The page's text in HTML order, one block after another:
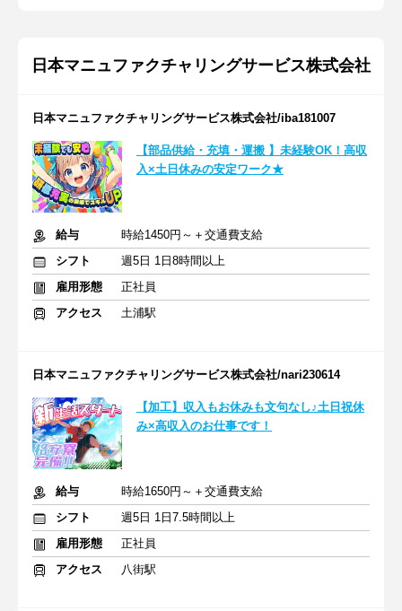
日本マニュファクチャリングサービス株式会社
日本マニュファクチャリングサービス株式会社/iba181007
【部品供給・充填・運搬 】未経験OK！高収
入×土日休みの安定ワーク★
給与
時給1450円～＋交通費支給
シフト
週5日 1日8時間以上
雇用形態
正社員
アクセス
土浦駅
日本マニュファクチャリングサービス株式会社/nari230614
【加工】収入もお休みも文句なし♪土日祝休
み×高収入のお仕事です！
給与
時給1650円～＋交通費支給
シフト
週5日 1日7.5時間以上
雇用形態
正社員
アクセス
八街駅